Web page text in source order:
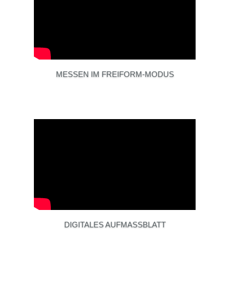
MESSEN IM FREIFORM-MODUS
DIGITALES AUFMASSBLATT